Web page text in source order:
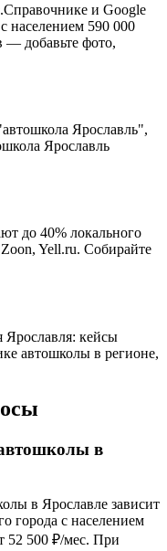
и Google
населением 590 000
— добавьте фото,
Ярославль",
Ярославль
до 40% локального
Yell.ru. Собирайте
Ярославля: кейсы
автошколы в регионе,
в
в Ярославле зависит
города с населением
52 500 ₽/мес. При